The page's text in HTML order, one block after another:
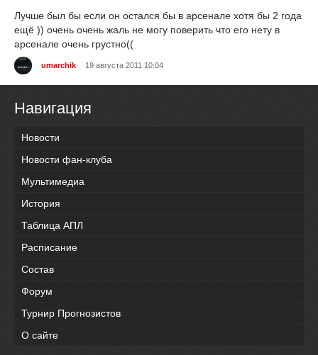
Лучше был бы если он остался бы в арсенале хотя бы 2 года
ещё )) очень очень жаль не могу поверить что его нету в
арсенале очень грустно((
umarchik 19 августа 2011 10:04
Навигация
Новости
Новости фан-клуба
Мультимедиа
История
Таблица АПЛ
Расписание
Состав
Форум
Турнир Прогнозистов
О сайте